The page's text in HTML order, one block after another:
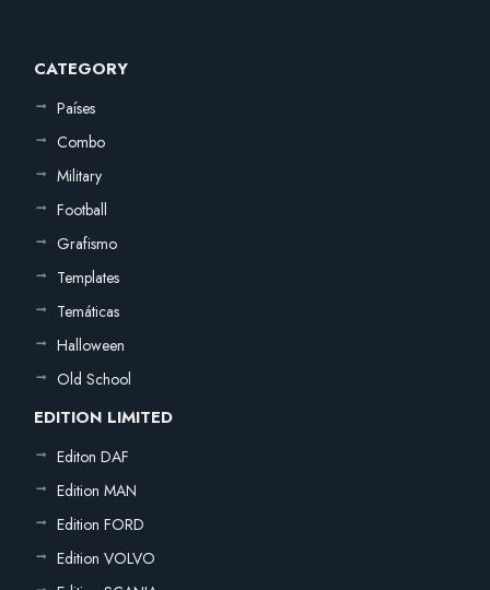
CATEGORY
Países
Combo
Military
Football
Grafismo
Templates
Temáticas
Halloween
Old School
EDITION LIMITED
Editon DAF
Edition MAN
Edition FORD
Edition VOLVO